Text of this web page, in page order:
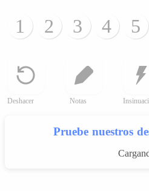
1 2 3 4 5
Deshacer Notas
Pruebe nuestros